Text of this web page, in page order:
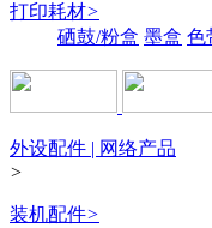
打印耗材>
硒鼓/粉盒 墨盒 色
外设配件 | 网络产品
>
装机配件>